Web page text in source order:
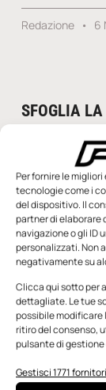
Per fornire le
tecnologie come i
del dispositivo. Il
partner di elaborare
navigazione o gli ID
personalizzati. Non
negativamente su
Clicca qui sotto per
dettagliate. Le tue
possibile modificare
ritiro del consenso,
pulsante di
Gestisci 1771 fornitori
Redazione 6
SFOGLIA
n.5 - Giugno
Edicola Web
Notizie
I